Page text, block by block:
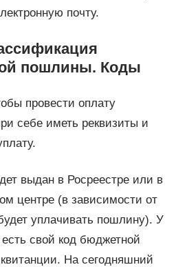
почту.
пошлины. Коды
провести оплату
себе иметь реквизиты и
выдан в Росреестре или в
центре (в зависимости от
уплачивать пошлину). У
свой код бюджетной
На сегодняшний